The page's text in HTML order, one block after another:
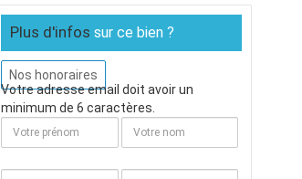
Plus d'infos sur ce bien ?
Nos honoraires
Votre adresse email doit avoir un
minimum de 6 caractères.